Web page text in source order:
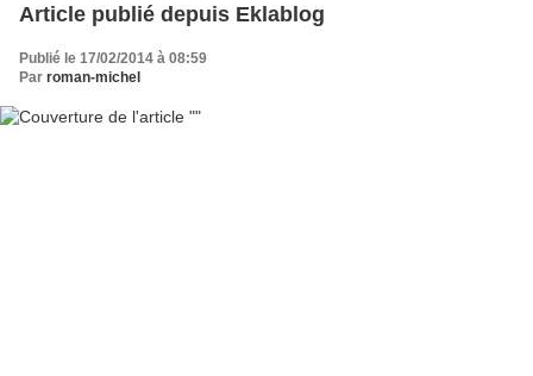
Article publié depuis Eklablog
Publié le 17/02/2014 à 08:59
Par roman-michel